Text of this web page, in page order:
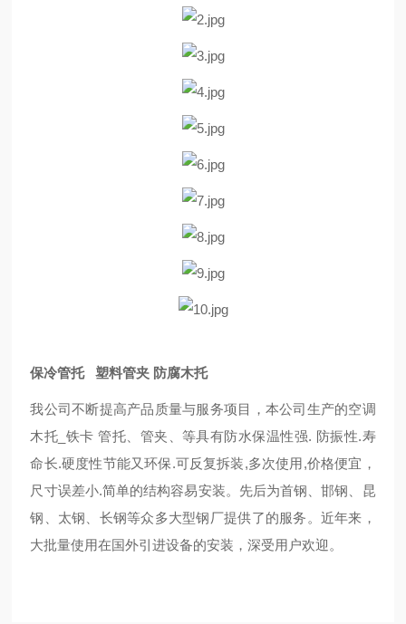
保冷管托 塑料管夹 防腐木托
我公司不断提高产品质量与服务项目，本公司生产的空调
木托_铁卡 管托、管夹、等具有防水保温性强. 防振性.寿
命长.硬度性节能又环保.可反复拆装,多次使用,价格便宜，
尺寸误差小.简单的结构容易安装。先后为首钢、邯钢、昆
钢、太钢、长钢等众多大型钢厂提供了的服务。近年来，
大批量使用在国外引进设备的安装，深受用户欢迎。